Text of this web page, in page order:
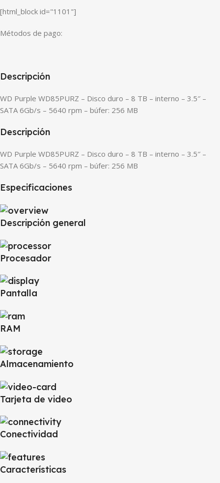
[html_block id="1101"]
Métodos de pago:
Descripción
WD Purple WD85PURZ – Disco duro – 8 TB – interno – 3.5″ –
SATA 6Gb/s – 5640 rpm – búfer: 256 MB
Descripción
WD Purple WD85PURZ – Disco duro – 8 TB – interno – 3.5″ –
SATA 6Gb/s – 5640 rpm – búfer: 256 MB
Especificaciones
Descripción general
Procesador
Pantalla
RAM
Almacenamiento
Tarjeta de video
Conectividad
Características